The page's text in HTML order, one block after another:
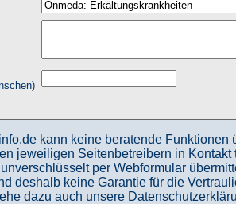
kann keine beratende
jeweiligen Seitenbetreibern in
per Webformular
deshalb keine Garantie für die
dazu auch unsere